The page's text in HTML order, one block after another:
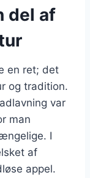
del af
en ret; det
og tradition.
var
man
I
af
appel.